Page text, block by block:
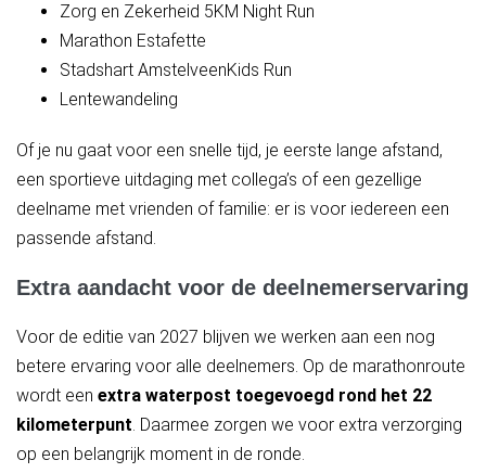
Zorg en Zekerheid 5KM Night Run
Marathon Estafette
Stadshart AmstelveenKids Run
Lentewandeling
Of je nu gaat voor een snelle tijd, je eerste lange afstand,
een sportieve uitdaging met collega’s of een gezellige
deelname met vrienden of familie: er is voor iedereen een
passende afstand.
Extra aandacht voor de deelnemerservaring
Voor de editie van 2027 blijven we werken aan een nog
betere ervaring voor alle deelnemers. Op de marathonroute
wordt een extra waterpost toegevoegd rond het 22
kilometerpunt. Daarmee zorgen we voor extra verzorging
op een belangrijk moment in de ronde.